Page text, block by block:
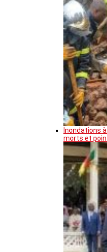
Inondations
morts et